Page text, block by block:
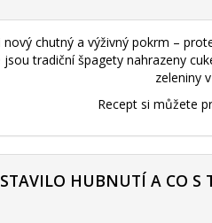
chutný a výživný pokrm –
tradiční špagety nahrazeny
zeleniny
Recept si můžete
HUBNUTÍ A CO S